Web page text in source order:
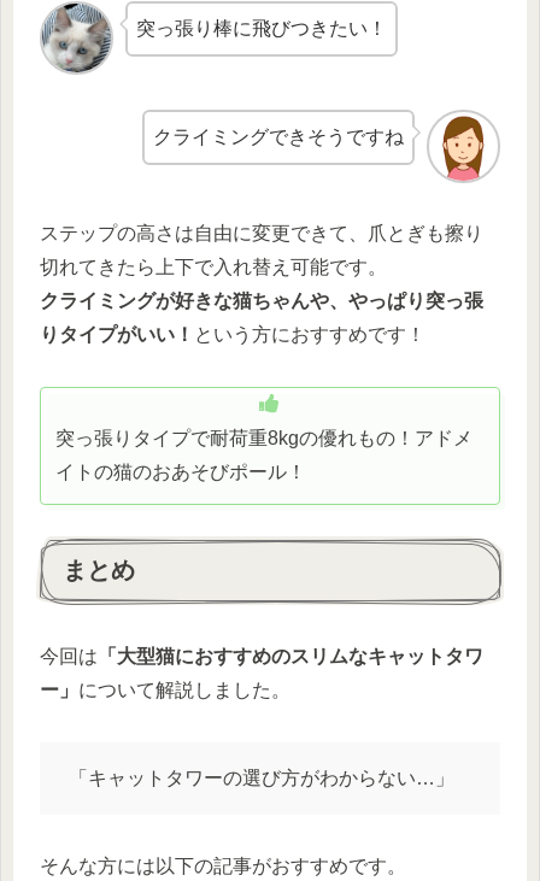
突っ張り棒に飛びつきたい！
クライミングできそうですね
ステップの高さは自由に変更できて、爪とぎも擦り
切れてきたら上下で入れ替え可能です。
クライミングが好きな猫ちゃんや、やっぱり突っ張
りタイプがいい！ という方におすすめです！
突っ張りタイプで耐荷重8kgの優れもの！アドメ
イトの猫のおあそびポール！
まとめ
今回は 「大型猫におすすめのスリムなキャットタワ
ー」 について解説しました。
「キャットタワーの選び方がわからない…」
そんな方には以下の記事がおすすめです。